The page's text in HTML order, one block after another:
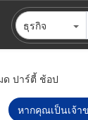
ธุรกิจ
ด ปาร์ตี้ ช้อป
หากคุณเป็นเจ้า